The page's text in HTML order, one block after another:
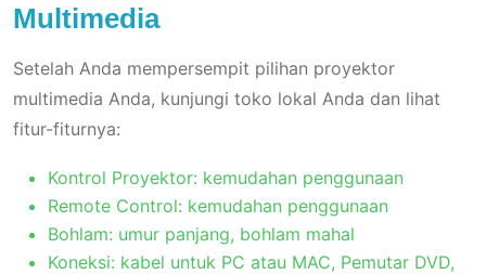
Multimedia
Setelah Anda mempersempit pilihan proyektor
multimedia Anda, kunjungi toko lokal Anda dan lihat
fitur-fiturnya:
Kontrol Proyektor: kemudahan penggunaan
Remote Control: kemudahan penggunaan
Bohlam: umur panjang, bohlam mahal
Koneksi: kabel untuk PC atau MAC, Pemutar DVD,